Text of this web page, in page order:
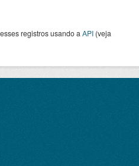
registros usando a API (veja